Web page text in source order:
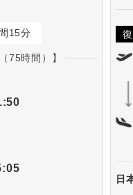
15分
75時間）】
日